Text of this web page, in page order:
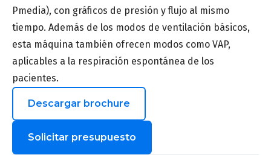
Pmedia), con gráficos de presión y flujo al mismo
tiempo. Además de los modos de ventilación básicos,
esta máquina también ofrecen modos como VAP,
aplicables a la respiración espontánea de los
pacientes.
Descargar brochure
Solicitar presupuesto